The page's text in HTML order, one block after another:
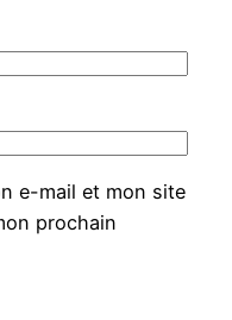
e-mail et mon site
prochain